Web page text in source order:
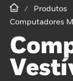
Produtos
Computadores